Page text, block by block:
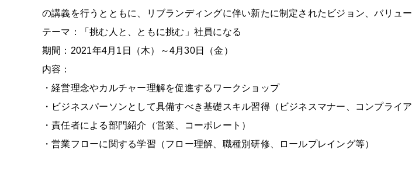
の講義を行うとともに、リブランディングに伴い新たに制定されたビジョン、バリュ
テーマ：「挑む人と、ともに挑む」社員になる
期間：2021年4月1日（木）～4月30日（金）
内容：
・経営理念やカルチャー理解を促進するワークショップ
・ビジネスパーソンとして具備すべき基礎スキル習得（ビジネスマナー、コンプライア
・責任者による部門紹介（営業、コーポレート）
・営業フローに関する学習（フロー理解、職種別研修、ロールプレイング等）